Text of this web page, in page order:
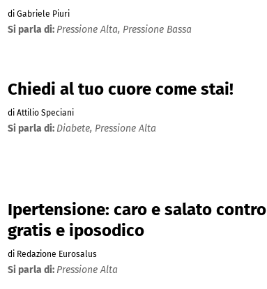
di Gabriele Piuri
Si parla di: Pressione Alta, Pressione Bassa
Chiedi al tuo cuore come stai!
di Attilio Speciani
Si parla di: Diabete, Pressione Alta
Ipertensione: caro e salato contro
gratis e iposodico
di Redazione Eurosalus
Si parla di: Pressione Alta